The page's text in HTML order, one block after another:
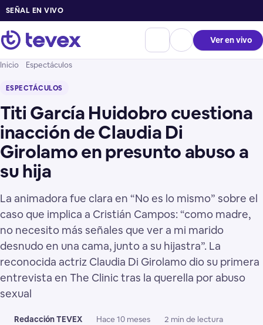
SEÑAL EN VIVO
Ver en vivo
Inicio Espectáculos
ESPECTÁCULOS
Titi García Huidobro cuestiona
inacción de Claudia Di
Girolamo en presunto abuso a
su hija
La animadora fue clara en “No es lo mismo” sobre el
caso que implica a Cristián Campos: “como madre,
no necesito más señales que ver a mi marido
desnudo en una cama, junto a su hijastra”. La
reconocida actriz Claudia Di Girolamo dio su primera
entrevista en The Clinic tras la querella por abuso
sexual
Redacción TEVEX Hace 10 meses 2 min de lectura